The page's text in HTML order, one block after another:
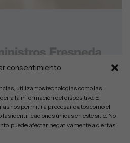
consentimiento
utilizamos tecnologías como las
a la información del dispositivo. El
nos permitirá procesar datos como el
identificaciones únicas en este sitio. No
puede afectar negativamente a ciertas
14:00h y 16:00-19:30
SL – Todos los derechos